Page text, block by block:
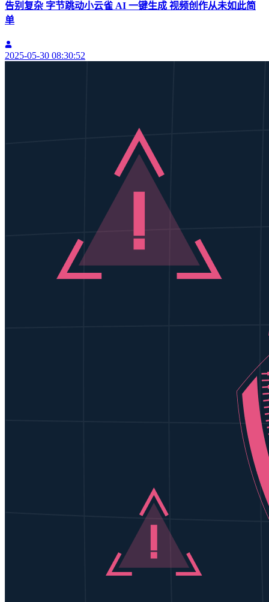
告别复杂 字节跳动小云雀 AI 一键生成 视频创作从未如此简
单
2025-05-30 08:30:52